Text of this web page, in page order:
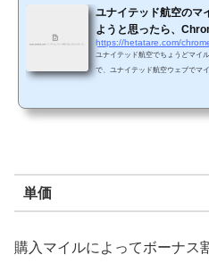
ユナイテッド航空のマ
ようと思ったら、
https://hetatare.com/
ユナイテッド航空でちょうどマイ
で、ユナイテッド航空ウェブでマ
いうエラー画面が生じてしまい、
単価
購入マイルによってボーナス